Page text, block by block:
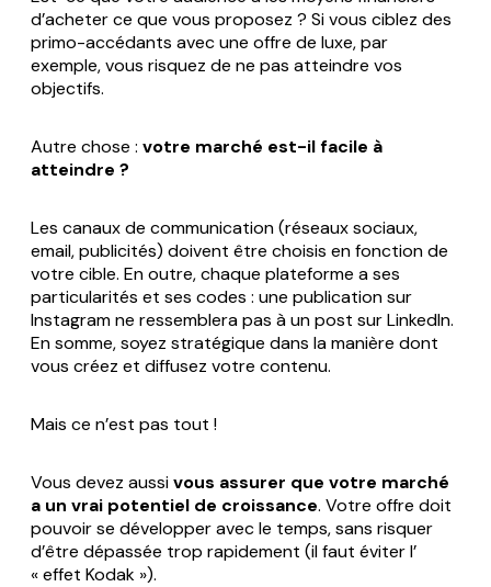
d’acheter ce que vous proposez ? Si vous ciblez des
primo-accédants avec une offre de luxe, par
exemple, vous risquez de ne pas atteindre vos
objectifs.
Autre chose : votre marché est-il facile à
atteindre ?
Les canaux de communication (réseaux sociaux,
email, publicités) doivent être choisis en fonction de
votre cible. En outre, chaque plateforme a ses
particularités et ses codes : une publication sur
Instagram ne ressemblera pas à un post sur LinkedIn.
En somme, soyez stratégique dans la manière dont
vous créez et diffusez votre contenu.
Mais ce n’est pas tout !
Vous devez aussivous assurer que votre marché
a un vrai potentiel de croissance. Votre offre doit
pouvoir se développer avec le temps, sans risquer
d’être dépassée trop rapidement (il faut éviter l’
« effet Kodak »).